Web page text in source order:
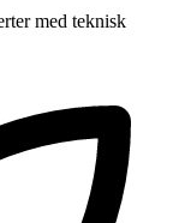
med teknisk